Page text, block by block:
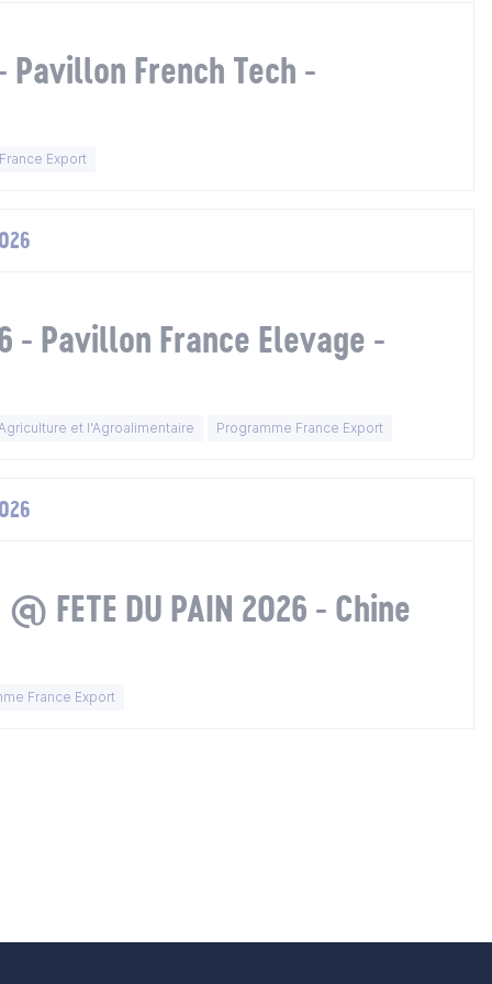
Pavillon French Tech -
Export
- Pavillon France Elevage -
et l'Agroalimentaire Programme France Export
FETE DU PAIN 2026 - Chine
France Export